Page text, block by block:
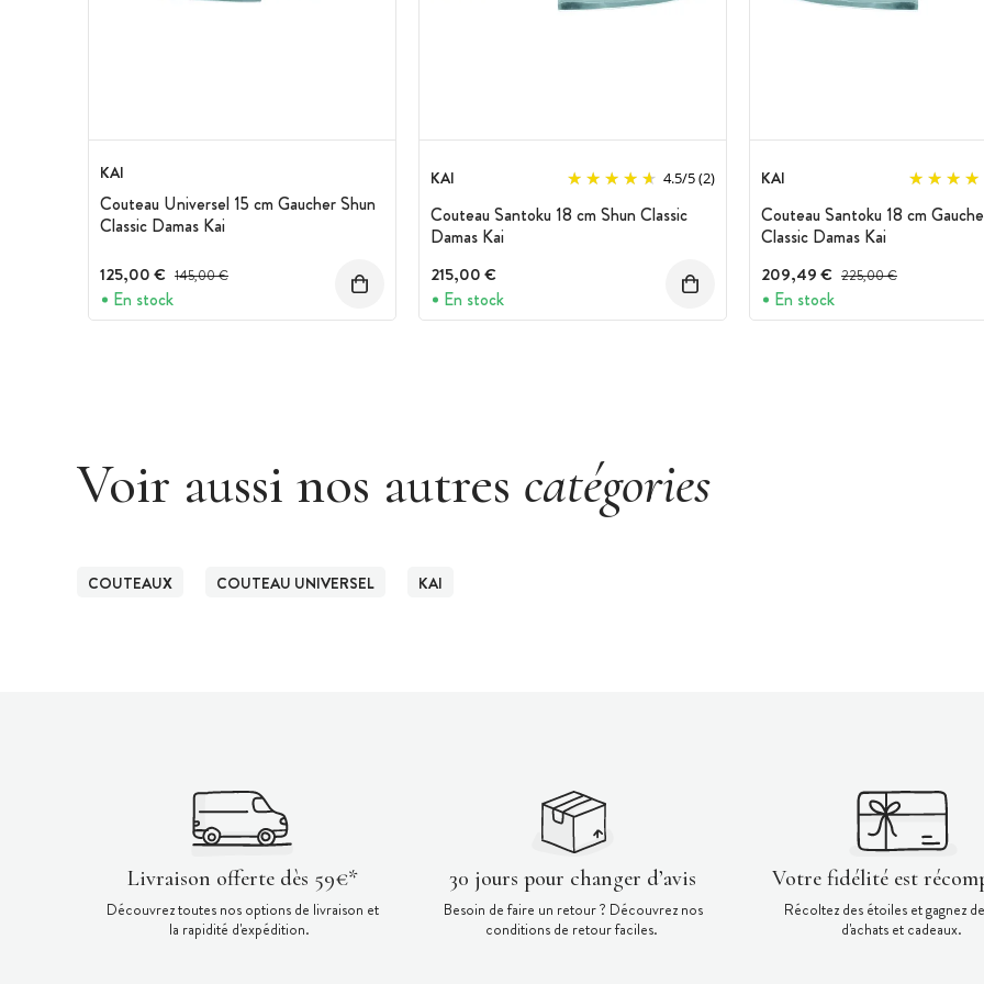
KAI
Couteau Universel 15 cm Gaucher Shun
Classic Damas Kai
125,00 € Prix avant réduction :
145,00 €
En stock
KAI 4.5/5(2)
Couteau Santoku 18 cm Shun Classic
Damas Kai
215,00 €
En stock
KAI
Couteau Santoku 18 cm
Classic Damas Kai
209,49 € Prix avant réduction :
225,00 €
En stock
Voir aussi nos autres catégories
COUTEAUX COUTEAU UNIVERSEL KAI
Livraison offerte dès 59€*
Découvrez toutes nos options de livraison et
la rapidité d'expédition.
30 jours pour changer d’avis
Besoin de faire un retour ? Découvrez nos
conditions de retour faciles.
Votre fidélité est
Récoltez des étoiles et gagnez
d'achats et cadeaux.